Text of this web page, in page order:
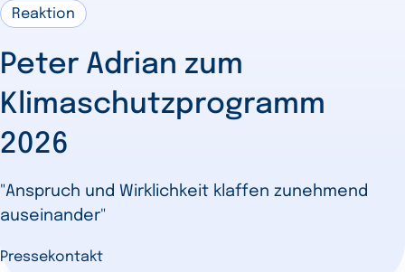
Reaktion
Peter Adrian zum
Klimaschutzprogramm
2026
"Anspruch und Wirklichkeit klaffen zunehmend
auseinander"
Pressekontakt